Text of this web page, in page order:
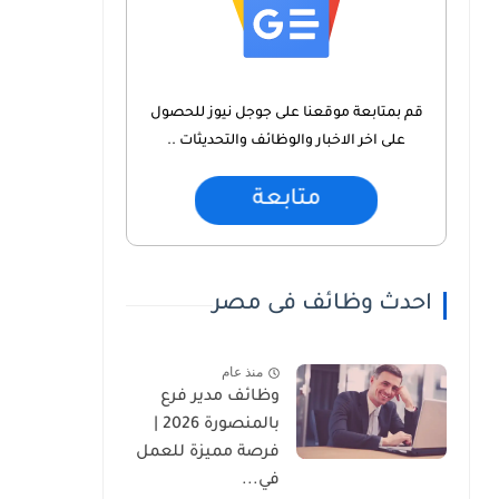
قم بمتابعة موقعنا على جوجل نيوز للحصول
على اخر الاخبار والوظائف والتحديثات ..
متابعة
احدث وظائف فى مصر
منذ عام
وظائف مدير فرع
فرصة مميزة للعمل
في...